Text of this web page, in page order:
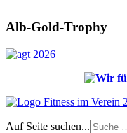
Alb-Gold-Trophy
Auf Seite suchen...